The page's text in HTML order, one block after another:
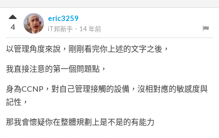
eric3259
iT邦新手 ． 14 年前
4
以管理角度來說，剛剛看完你上述的文字之後，
我直接注意的第一個問題點，
身為CCNP，對自己管理接觸的設備，沒相對應的敏感度與
記性，
那我會懷疑你在整體規劃上是不是的有能力